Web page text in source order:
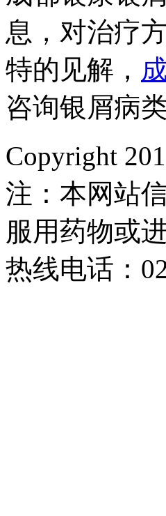
息，对治疗
特的见解，
咨询银屑病
Copyright
注：本网站
服用药物或
热线电话：